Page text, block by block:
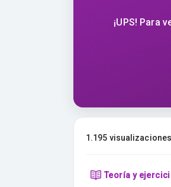
¡UPS! Para
1.195 visualizaciones
Teoría y